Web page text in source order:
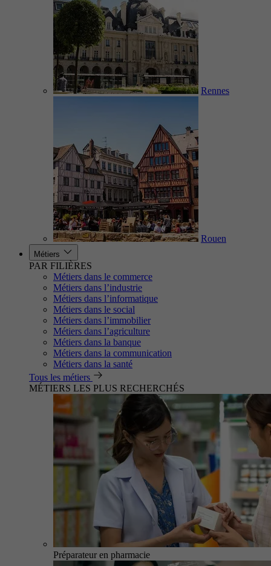
Rennes
Rouen
Métiers
PAR FILIÈRES
Métiers dans le commerce
Métiers dans l’industrie
Métiers dans l’informatique
Métiers dans le social
Métiers dans l’immobilier
Métiers dans l’agriculture
Métiers dans la banque
Métiers dans la communication
Métiers dans la santé
Tous les métiers
MÉTIERS LES PLUS RECHERCHÉS
Préparateur en pharmacie